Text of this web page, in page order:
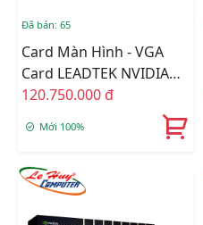
Đã bán: 65
Card Màn Hình - VGA
Card LEADTEK NVIDIA
Quadro RTX 5000 Ada
GDDR6
120.750.000 đ
Mới 100%